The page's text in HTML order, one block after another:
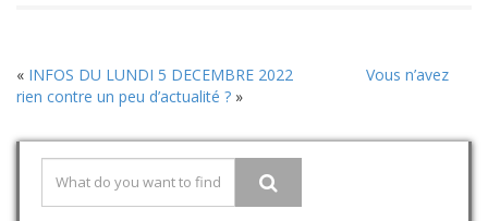
« INFOS DU LUNDI 5 DECEMBRE 2022
Vous n’avez
rien contre un peu d’actualité ? »